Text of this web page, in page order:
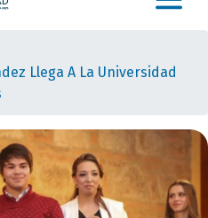
Llega A La Universidad